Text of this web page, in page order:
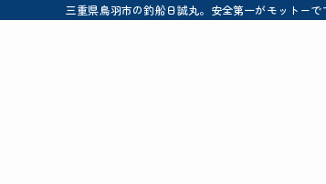
三重県鳥羽市の釣船日誠丸。安全第一がモットーで